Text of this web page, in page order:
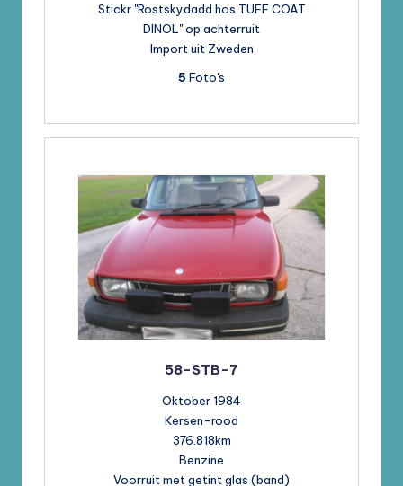
Stickr "Rostskydadd hos TUFF COAT
DINOL" op achterruit
Import uit Zweden
5 Foto's
58-STB-7
Oktober 1984
Kersen-rood
376.818km
Benzine
Voorruit met getint glas (band)